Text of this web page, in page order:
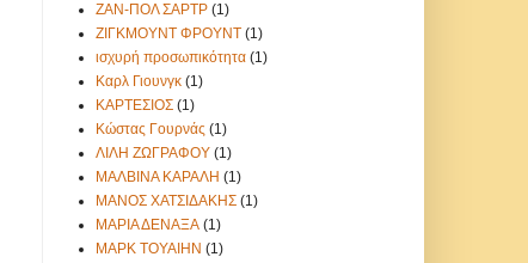
ΖΑΝ-ΠΟΛ ΣΑΡΤΡ (1)
ΖΙΓΚΜΟΥΝΤ ΦΡΟΥΝΤ (1)
ισχυρή προσωπικότητα (1)
Καρλ Γιουνγκ (1)
ΚΑΡΤΕΣΙΟΣ (1)
Κώστας Γουρνάς (1)
ΛΙΛΗ ΖΩΓΡΑΦΟΥ (1)
ΜΑΛΒΙΝΑ ΚΑΡΑΛΗ (1)
ΜΑΝΟΣ ΧΑΤΣΙΔΑΚΗΣ (1)
ΜΑΡΙΑ ΔΕΝΑΞΑ (1)
ΜΑΡΚ ΤΟΥΑΙΗΝ (1)